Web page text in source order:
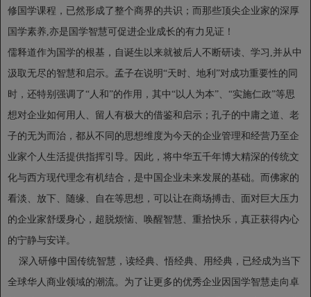
修国学课程，已然形成了整个商界的共识；而那些顶尖企业家的深厚
国学素养,亦是国学智慧可促进企业成长的有力见证！
儒释道作为国学的根基，自诞生以来就被后人不断研读、学习,并从中
汲取无尽的智慧和启示。孟子在说明“天时、地利”对成功重要性的同
时，还特别强调了“人和”的作用，其中“以人为本”、“实施仁政”等思
想对企业如何用人、留人有极大的借鉴和启示；孔子的中庸之道、老
子的无为而治，都从不同的思想维度为今天的企业管理和经营乃至企
业家个人生活提供指挥引导。因此，将中华五千年博大精深的传统文
化与西方现代理念有机结合，是中国企业未来发展的基础。而佛家的
看淡、放下、随缘、自在等思想，可以让在商场搏击、面对巨大压力
的企业家舒缓身心，超脱烦恼、唤醒智慧、重拾快乐，真正获得内心
的宁静与安详。
深入研修中国传统智慧，读经典、悟经典、用经典，已经成为当下
全球华人商业领域的潮流。为了让更多的优秀企业因国学智慧走向卓